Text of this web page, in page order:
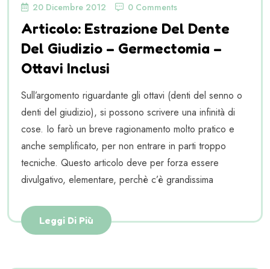
20 Dicembre 2012 0 Comments
Articolo: Estrazione Del Dente
Del Giudizio – Germectomia –
Ottavi Inclusi
Sull’argomento riguardante gli ottavi (denti del senno o
denti del giudizio), si possono scrivere una infinità di
cose. Io farò un breve ragionamento molto pratico e
anche semplificato, per non entrare in parti troppo
tecniche. Questo articolo deve per forza essere
divulgativo, elementare, perchè c’è grandissima
Leggi Di Più